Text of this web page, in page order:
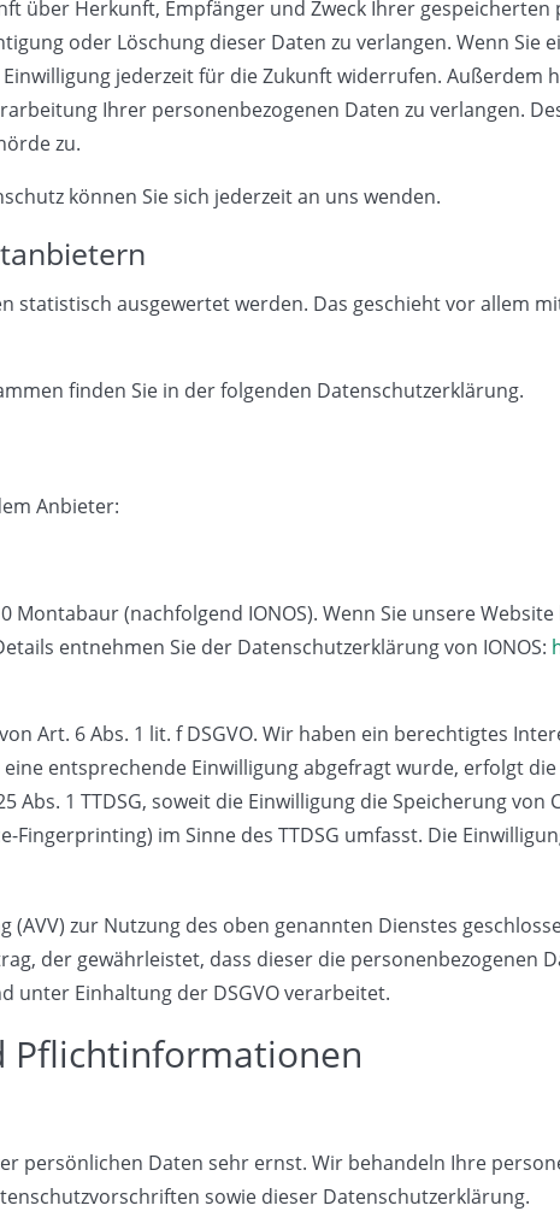
über Herkunft, Empfänger und Zweck Ihrer gespeicherten
oder Löschung dieser Daten zu verlangen. Wenn Sie
jederzeit für die Zukunft widerrufen. Außerdem
Ihrer personenbezogenen Daten zu verlangen.
zu.
können Sie sich jederzeit an uns wenden.
statistisch ausgewertet werden. Das geschieht vor allem
finden Sie in der folgenden Datenschutzerklärung.
Anbieter:
Montabaur (nachfolgend IONOS). Wenn Sie unsere
entnehmen Sie der Datenschutzerklärung von IONOS:
Art. 6 Abs. 1 lit. f DSGVO. Wir haben ein berechtigtes
entsprechende Einwilligung abgefragt wurde, erfolgt
Abs. 1 TTDSG, soweit die Einwilligung die Speicherung
Fingerprinting) im Sinne des TTDSG umfasst. Die
zur Nutzung des oben genannten Dienstes
der gewährleistet, dass dieser die personenbezogenen
unter Einhaltung der DSGVO verarbeitet.
Pflicht­informationen
persönlichen Daten sehr ernst. Wir behandeln Ihre
sowie dieser Datenschutzerklärung.